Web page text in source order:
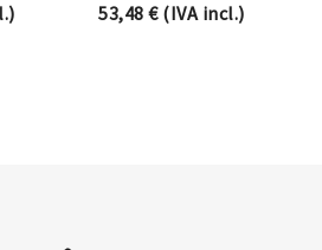
53,48€(IVA incl.)